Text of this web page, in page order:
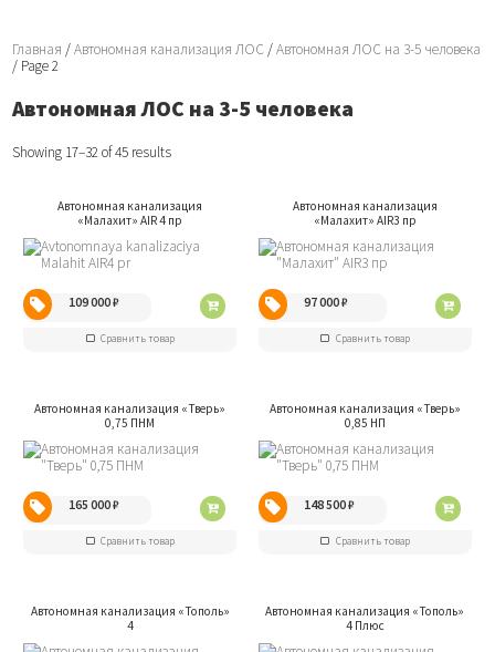
Главная /Автономная канализация ЛОС /Автономная ЛОС на 3-5 человека
/ Page 2
Автономная ЛОС на 3-5 человека
Showing 17–32 of 45 results
Автономная канализация
«Малахит» AIR 4 пр
109 000₽
Сравнить товар
Автономная канализация
«Малахит» AIR3 пр
97 000₽
Сравнить товар
Автономная канализация «Тверь»
0,75 ПНМ
165 000₽
Сравнить товар
Автономная канализация «Тверь»
0,85 НП
148 500₽
Сравнить товар
Автономная канализация «Тополь»
4
Автономная канализация «Тополь»
4 Плюс